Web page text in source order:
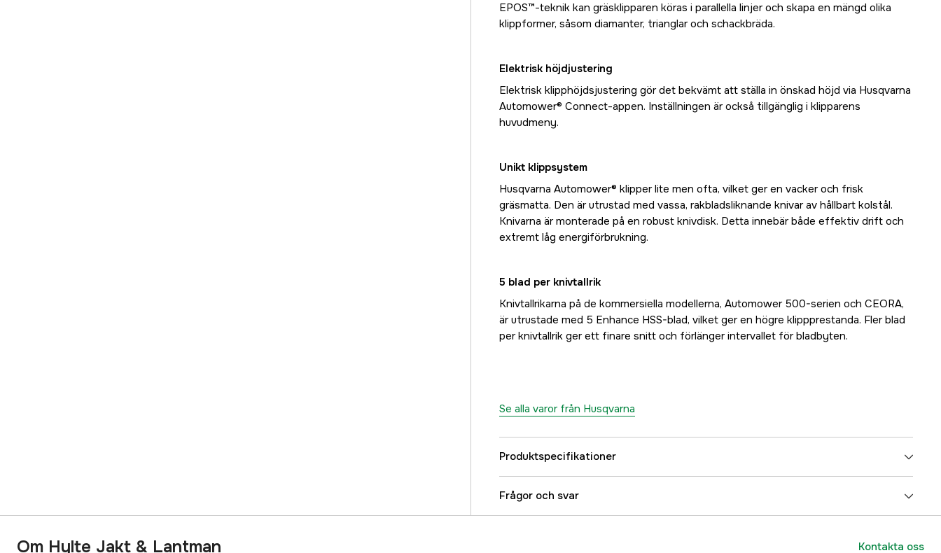
EPOS™-teknik kan gräsklipparen köras i parallella linjer och skapa en mängd olika
klippformer, såsom diamanter, trianglar och schackbräda.
Elektrisk höjdjustering
Elektrisk klipphöjdsjustering gör det bekvämt att ställa in önskad höjd via Husqvarna
Automower® Connect-appen. Inställningen är också tillgänglig i klipparens
huvudmeny.
Unikt klippsystem
Husqvarna Automower® klipper lite men ofta, vilket ger en vacker och frisk
gräsmatta. Den är utrustad med vassa, rakbladsliknande knivar av hållbart kolstål.
Knivarna är monterade på en robust knivdisk. Detta innebär både effektiv drift och
extremt låg energiförbrukning.
5 blad per knivtallrik
Knivtallrikarna på de kommersiella modellerna, Automower 500-serien och CEORA,
är utrustade med 5 Enhance HSS-blad, vilket ger en högre klippprestanda. Fler blad
per knivtallrik ger ett finare snitt och förlänger intervallet för bladbyten.
Se alla varor från Husqvarna
Produktspecifikationer
Maximalt klippområde
Frågor och svar
Om Hylte Jakt & Lantman Kontakta oss